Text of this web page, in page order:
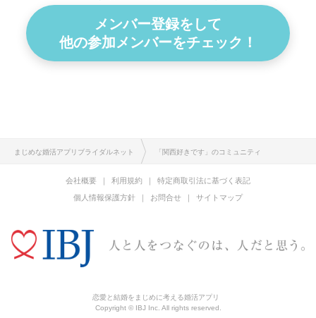
メンバー登録をして
他の参加メンバーをチェック！
まじめな婚活アプリブライダルネット 「関西好きです」のコミュニティ
会社概要 利用規約
特定商取引法に基づく表記
個人情報保護方針
お問合せ サイトマップ
恋愛と結婚をまじめに考える婚活アプリ
Copyright © IBJ Inc. All rights reserved.